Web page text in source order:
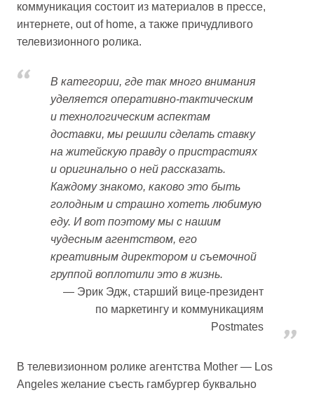
коммуникация состоит из материалов в прессе,
интернете, out of home, а также причудливого
телевизионного ролика.
В категории, где так много внимания
уделяется оперативно-тактическим
и технологическим аспектам
доставки, мы решили сделать ставку
на житейскую правду о пристрастиях
и оригинально о ней рассказать.
Каждому знакомо, каково это быть
голодным и страшно хотеть любимую
еду. И вот поэтому мы с нашим
чудесным агентством, его
креативным директором и съемочной
группой воплотили это в жизнь.
Эрик Эдж, старший вице-президент
по маркетингу и коммуникациям
Postmates
В телевизионном ролике агентства Mother — Los
Angeles желание съесть гамбургер буквально